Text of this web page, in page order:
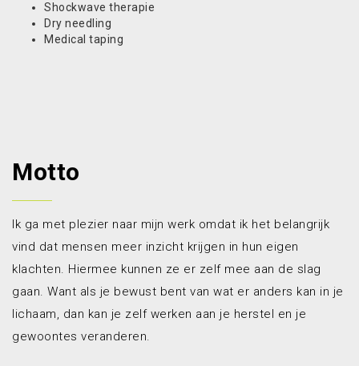
Shockwave therapie
Dry needling
Medical taping
Motto
Ik ga met plezier naar mijn werk omdat ik het belangrijk
vind dat mensen meer inzicht krijgen in hun eigen
klachten. Hiermee kunnen ze er zelf mee aan de slag
gaan. Want als je bewust bent van wat er anders kan in je
lichaam, dan kan je zelf werken aan je herstel en je
gewoontes veranderen.